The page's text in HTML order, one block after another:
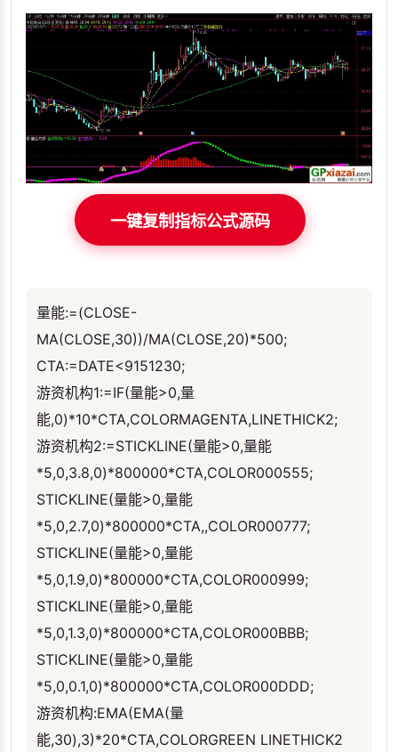
一键复制指标公式源码
量能:=(CLOSE-
MA(CLOSE,30))/MA(CLOSE,20)*500;
CTA:=DATE<9151230;
游资机构1:=IF(量能>0,量
能,0)*10*CTA,COLORMAGENTA,LINETHICK2;
游资机构2:=STICKLINE(量能>0,量能
*5,0,3.8,0)*800000*CTA,COLOR000555;
STICKLINE(量能>0,量能
*5,0,2.7,0)*800000*CTA,,COLOR000777;
STICKLINE(量能>0,量能
*5,0,1.9,0)*800000*CTA,COLOR000999;
STICKLINE(量能>0,量能
*5,0,1.3,0)*800000*CTA,COLOR000BBB;
STICKLINE(量能>0,量能
*5,0,0.1,0)*800000*CTA,COLOR000DDD;
游资机构:EMA(EMA(量
能,30),3)*20*CTA,COLORGREEN LINETHICK2